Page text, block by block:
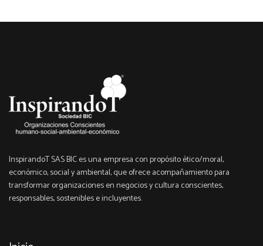
InspirandoT SAS BIC es una empresa con propósito ético/moral,
económico, social y ambiental, que ofrece acompañamiento para
transformar organizaciones en negocios y cultura conscientes,
responsables, sostenibles e incluyentes.